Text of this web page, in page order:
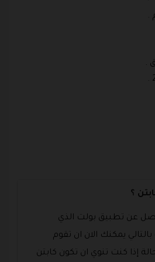
.
؟
عن تطبيق بولت الذي
يمكنك الان ان تقوم
إذا كنت تنوي ان تكون كابتن